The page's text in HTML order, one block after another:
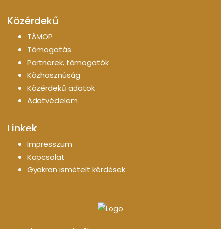
Közérdekű
TÁMOP
Támogatás
Partnerek, támogatók
Közhasznúság
Közérdekű adatok
Adatvédelem
Linkek
Impresszum
Kapcsolat
Gyakran ismételt kérdések